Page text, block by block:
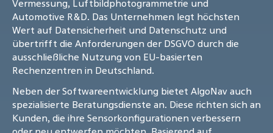
Vermessung, Luftbildphotogrammetrie und
Automotive R&D. Das Unternehmen legt höchsten
Wert auf Datensicherheit und Datenschutz und
übertrifft die Anforderungen der DSGVO durch die
ausschließliche Nutzung von EU-basierten
Rechenzentren in Deutschland.
Neben der Softwareentwicklung bietet AlgoNav auch
spezialisierte Beratungsdienste an. Diese richten sich an
Kunden, die ihre Sensorkonfigurationen verbessern